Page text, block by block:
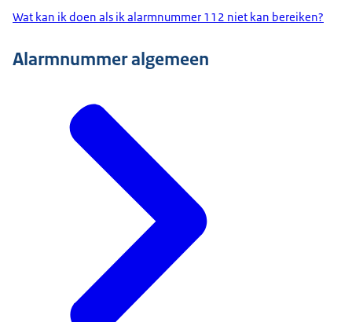
Wat kan ik doen als ik alarmnummer 112 niet kan bereiken?
Alarmnummer algemeen